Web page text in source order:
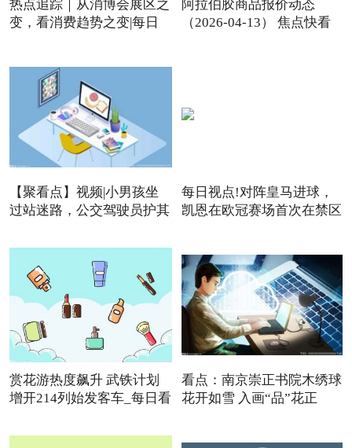
热点追踪｜从消博会展区之
变，看消费趋势之变|每日
阿拉伯胶商品报价动态
（2026-04-13） 焦点快看
【聚看点】视频|小男孩坐
过站迷路，公交驾驶员护其
每日视点!对阵皇马进球，
凯恩在欧冠赛场首次在禁区
赏花游热度飙升 武铁计划
增开214列始发客车_每日看
看点：南京崇正书院木绣球
花开如雪 入画“品”花正